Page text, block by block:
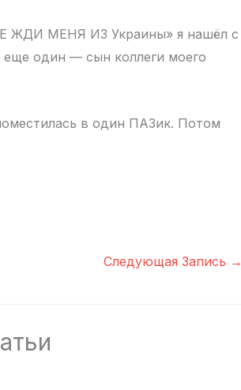
ЖДИ МЕНЯ ИЗ Украины» я нашёл с
еще один — сын коллеги моего
в один ПАЗик. Потом
Следующая Запись →